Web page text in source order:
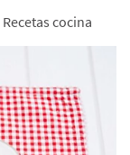
Recetas cocina